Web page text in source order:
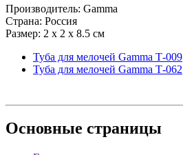
Производитель: Gamma
Страна: Россия
Размер: 2 х 2 x 8.5 см
Туба для мелочей Gamma Т-009
Туба для мелочей Gamma Т-062
Основные страницы